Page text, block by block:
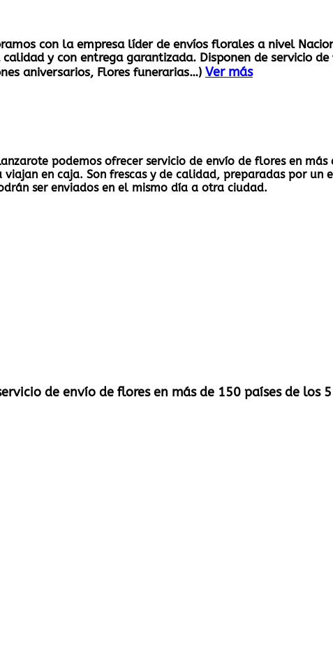
con la empresa líder de envíos florales a nivel
y con entrega garantizada. Disponen de servicio
aniversarios, Flores funerarias…) Ver más
podemos ofrecer servicio de envío de flores en
en caja. Son frescas y de calidad, preparadas por
ser enviados en el mismo día a otra ciudad.
de envío de flores en más de 150 países de los